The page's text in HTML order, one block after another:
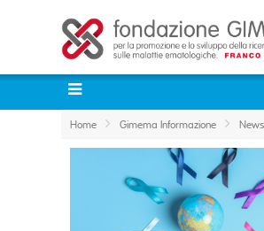
Home Gimema Informazione News